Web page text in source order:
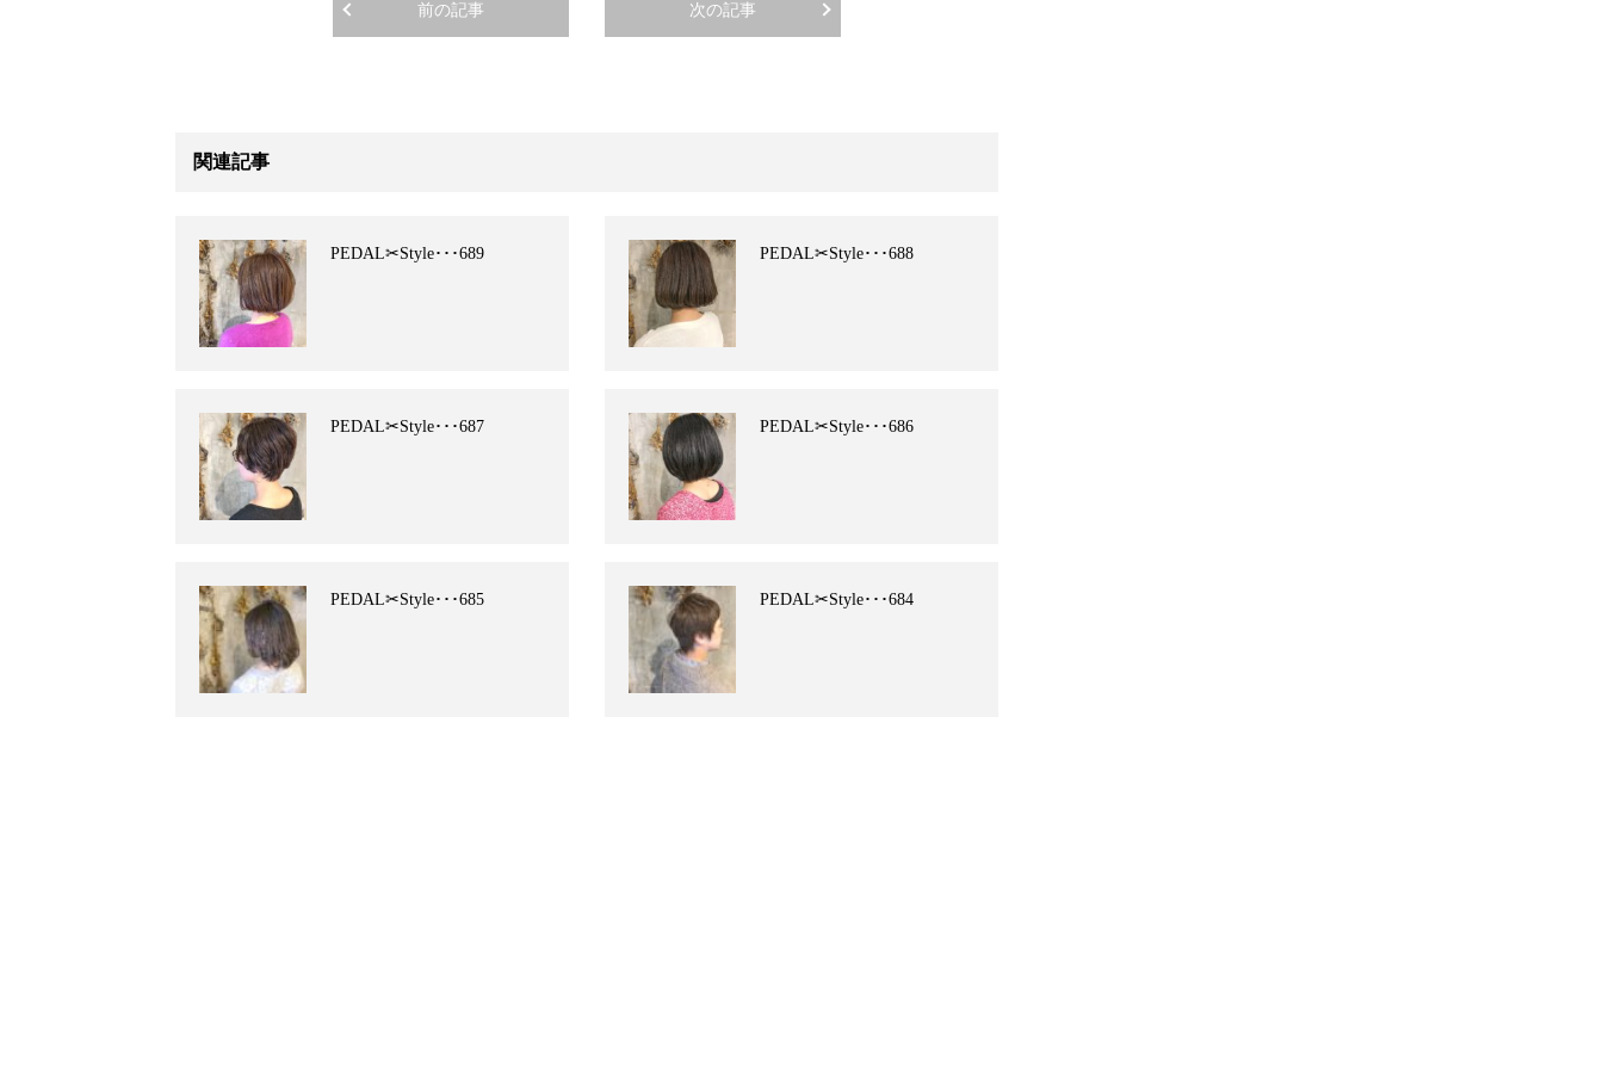
前の記事 次の記事
関連記事
PEDAL✂︎Style･･･689 PEDAL✂︎Style･･･688
PEDAL✂︎Style･･･687 PEDAL✂︎Style･･･686
PEDAL✂︎Style･･･685 PEDAL✂︎Style･･･684